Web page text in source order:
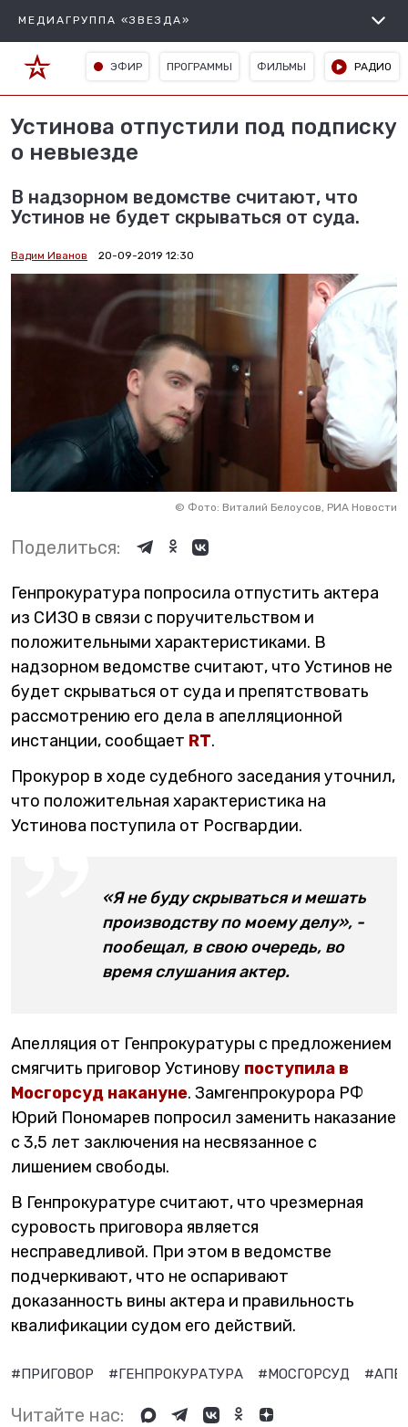
МЕДИАГРУППА «ЗВЕЗДА»
ЭФИР ПРОГРАММЫ ФИЛЬМЫ РАДИО
Устинова отпустили под подписку
о невыезде
В надзорном ведомстве считают, что
Устинов не будет скрываться от суда.
Вадим Иванов 20-09-2019 12:30
© Фото: Виталий Белоусов, РИА Новости
Поделиться:
Генпрокуратура попросила отпустить актера
из СИЗО в связи с поручительством и
положительными характеристиками. В
надзорном ведомстве считают, что Устинов не
будет скрываться от суда и препятствовать
рассмотрению его дела в апелляционной
инстанции, сообщает RT.
Прокурор в ходе судебного заседания уточнил,
что положительная характеристика на
Устинова поступила от Росгвардии.
«Я не буду скрываться и мешать
производству по моему делу», -
пообещал, в свою очередь, во
время слушания актер.
Апелляция от Генпрокуратуры с предложением
смягчить приговор Устинову поступила в
Мосгорсуд накануне. Замгенпрокурора РФ
Юрий Пономарев попросил заменить наказание
с 3,5 лет заключения на несвязанное с
лишением свободы.
В Генпрокуратуре считают, что чрезмерная
суровость приговора является
несправедливой. При этом в ведомстве
подчеркивают, что не оспаривают
доказанность вины актера и правильность
квалификации судом его действий.
#ПРИГОВОР #ГЕНПРОКУРАТУРА #МОСГОРСУД
Читайте нас: